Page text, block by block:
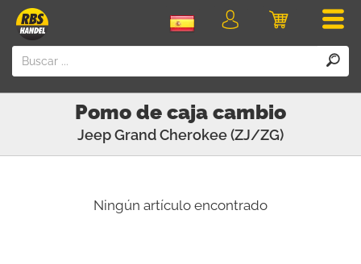
Carro
Iniciar
Pomo de caja cambio
JeepGrand Cherokee (ZJ/ZG)
Ningún artículo encontrado